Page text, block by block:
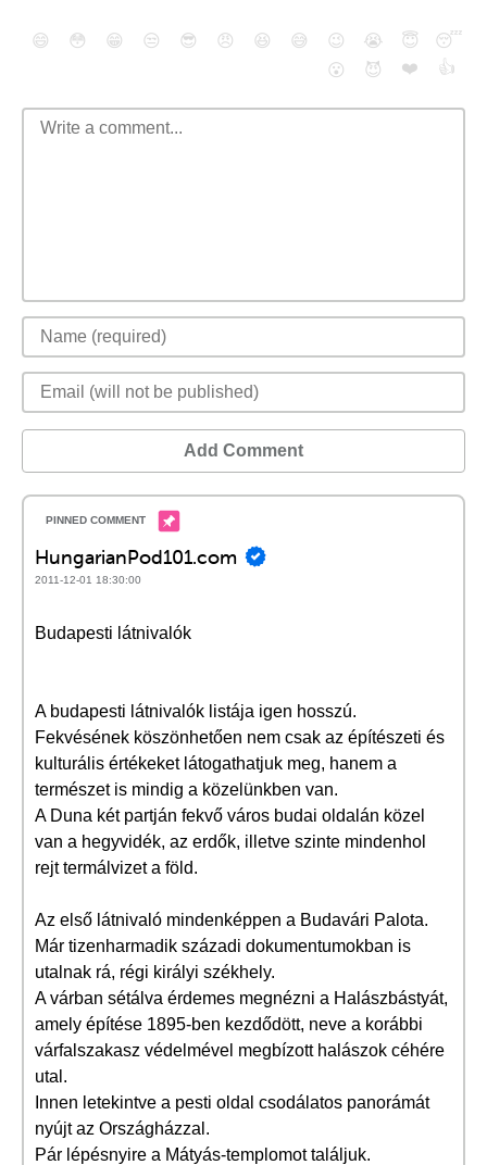
😄 😳 😁 😒 😎 😠 😆 😅 😉 😭 😇
😴
😮
😈 ❤️ 👍
Add Comment
HungarianPod101.com
2011-12-01 18:30:00
Budapesti látnivalók
A budapesti látnivalók listája igen hosszú.
Fekvésének köszönhetően nem csak az építészeti és
kulturális értékeket látogathatjuk meg, hanem a
természet is mindig a közelünkben van.
A Duna két partján fekvő város budai oldalán közel
van a hegyvidék, az erdők, illetve szinte mindenhol
rejt termálvizet a föld.
Az első látnivaló mindenképpen a Budavári Palota.
Már tizenharmadik századi dokumentumokban is
utalnak rá, régi királyi székhely.
A várban sétálva érdemes megnézni a Halászbástyát,
amely építése 1895-ben kezdődött, neve a korábbi
várfalszakasz védelmével megbízott halászok céhére
utal.
Innen letekintve a pesti oldal csodálatos panorámát
nyújt az Országházzal.
Pár lépésnyire a Mátyás-templomot találjuk.